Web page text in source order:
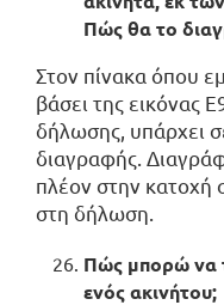
Πώς θα το
Στον πίνακα όπου
βάσει της εικόνας
δήλωσης, υπάρχει
διαγραφής.
πλέον στην κατοχή
στη δήλωση.
Πώς μπορώ να
ενός ακινήτου;